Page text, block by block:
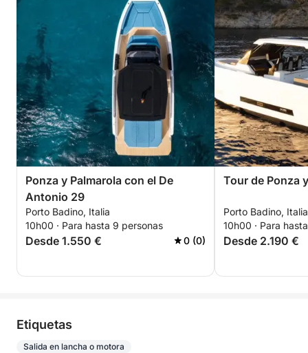
Ponza y Palmarola con el De
Antonio 29
Porto Badino, Italia
10h00 · Para hasta 9 personas
Desde 1.550 € 0 (0)
Tour de Ponza
Porto Badino, Italia
10h00 · Para
Desde 2.190 €
Etiquetas
Salida en lancha o motora